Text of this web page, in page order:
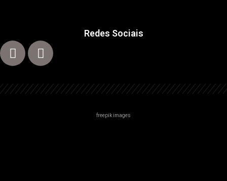
Redes Sociais
freepik images